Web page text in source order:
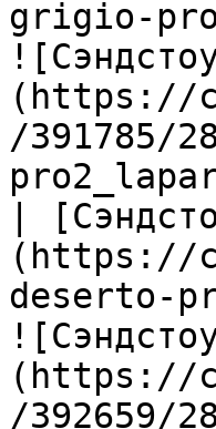
grigio-
(https://
/391785/
|
(https://
deserto-
(https://
/392659/